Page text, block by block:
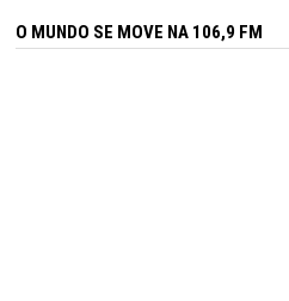
O MUNDO SE MOVE NA 106,9 FM